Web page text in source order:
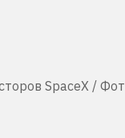
SpaceX /